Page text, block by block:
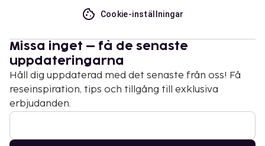
Cookie-inställningar
Missa inget – få de senaste
uppdateringarna
Håll dig uppdaterad med det senaste från oss! Få
reseinspiration, tips och tillgång till exklusiva
erbjudanden.